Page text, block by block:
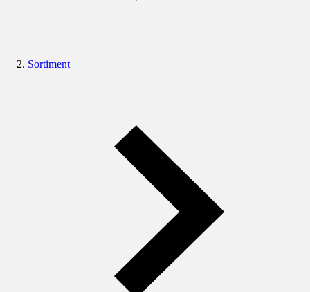
Sortiment